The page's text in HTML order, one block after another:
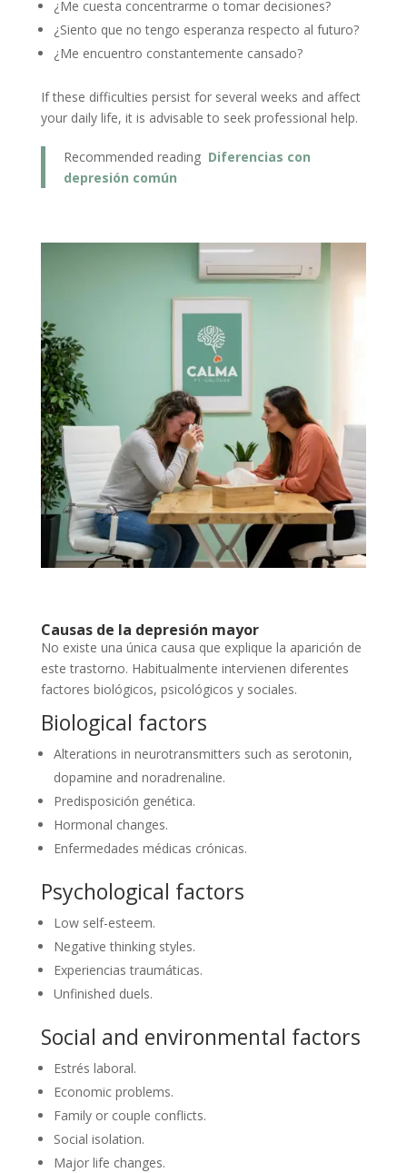
¿Me cuesta concentrarme o tomar decisiones?
¿Siento que no tengo esperanza respecto al futuro?
¿Me encuentro constantemente cansado?
If these difficulties persist for several weeks and affect
your daily life, it is advisable to seek professional help.
Recommended reading Diferencias con
depresión común
Causas de la depresión mayor
No existe una única causa que explique la aparición de
este trastorno. Habitualmente intervienen diferentes
factores biológicos, psicológicos y sociales.
Biological factors
Alterations in neurotransmitters such as serotonin,
dopamine and noradrenaline.
Predisposición genética.
Hormonal changes.
Enfermedades médicas crónicas.
Psychological factors
Low self-esteem.
Negative thinking styles.
Experiencias traumáticas.
Unfinished duels.
Social and environmental factors
Estrés laboral.
Economic problems.
Family or couple conflicts.
Social isolation.
Major life changes.